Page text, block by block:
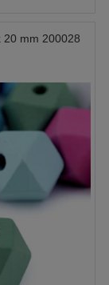
20 mm 200028